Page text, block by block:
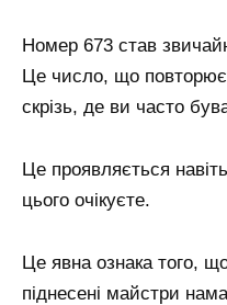
Номер 673 став
Це число, що
скрізь, де ви часто
Це проявляється
цього очікуєте.
Це явна ознака того,
піднесені майстри